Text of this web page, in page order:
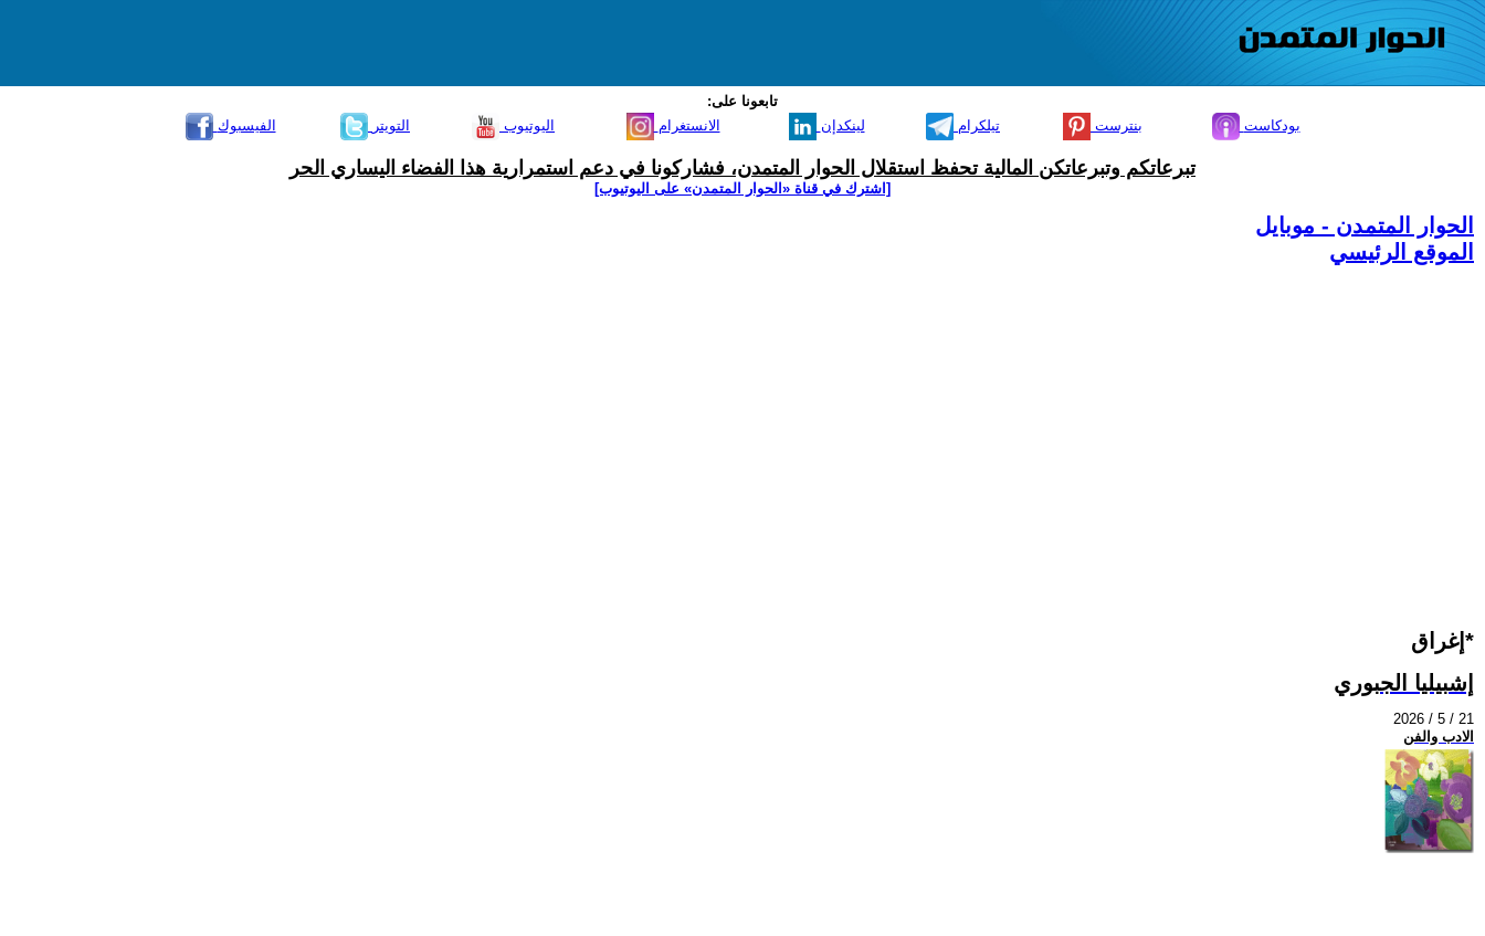
تابعونا على:
الفيسبوك
التويتر اليوتيوب الانستغرام لينكدإن تيلكرام بنترست بودكاست
تبرعاتكم وتبرعاتكن المالية تحفظ استقلال الحوار المتمدن، فشاركونا في دعم استمرارية هذا الفضاء اليساري الحر
[اشترك في قناة ‫«الحوار المتمدن» على اليوتيوب]
الحوار المتمدن - موبايل
الموقع الرئيسي
إغراق*
إشبيليا الجبوري
2026 / 5 / 21
الادب والفن